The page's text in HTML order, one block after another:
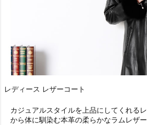
レディース レザーコート
カジュアルスタイルを上品にしてくれる
から体に馴染む本革の柔らかなラムレザ